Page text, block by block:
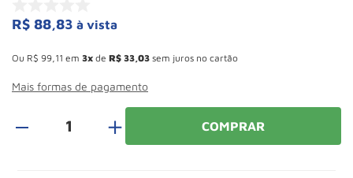
R$ 88,83 à vista
Ou R$ 99 11 em 3 de R$ 33 03 sem juros no cartão
Mais formas de pagamento
＋ COMPRAR
8 º Talha
9º Paleteira
10 º Rodizio